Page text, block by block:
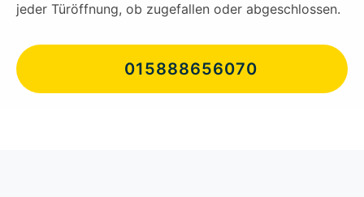
jeder Türöffnung, ob zugefallen oder abgeschlossen.
015888656070